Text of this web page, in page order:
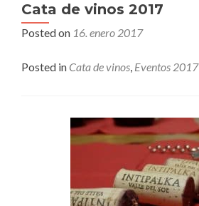
Cata de vinos 2017
Posted on 16. enero 2017
Posted in Cata de vinos, Eventos 2017